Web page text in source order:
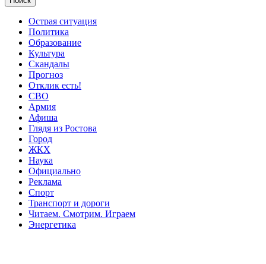
Острая ситуация
Политика
Образование
Культура
Скандалы
Прогноз
Отклик есть!
СВО
Армия
Афиша
Глядя из Ростова
Город
ЖКХ
Наука
Официально
Реклама
Спорт
Транспорт и дороги
Читаем. Смотрим. Играем
Энергетика